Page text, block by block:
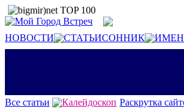
НОВОСТИ СТАТЬИСОННИК
Все статьи Калейдоскоп Раскрутка